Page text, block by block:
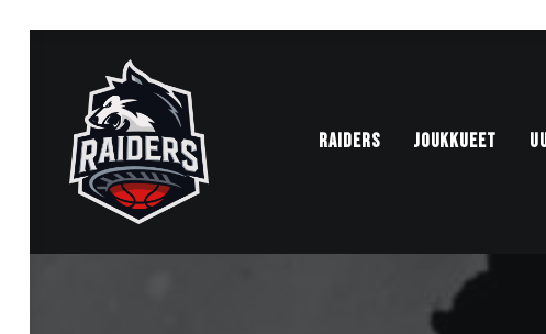
RAIDERS JOUKKUEET